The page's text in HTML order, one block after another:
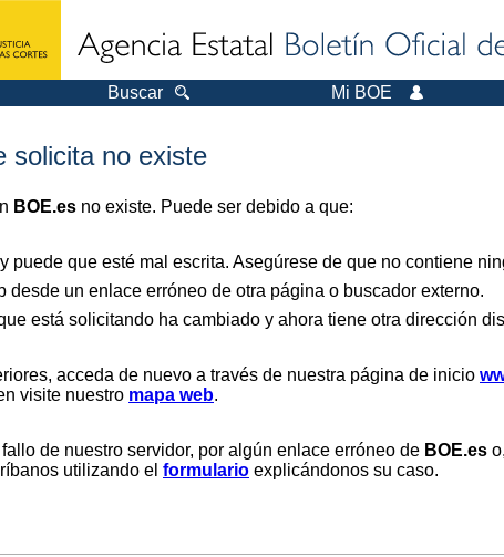
Buscar Mi BOE
solicita no existe
BOE.es no existe. Puede ser debido a que:
puede que esté mal escrita. Asegúrese de que no contiene
desde un enlace erróneo de otra página o buscador externo.
está solicitando ha cambiado y ahora tiene otra dirección
acceda de nuevo a través de nuestra página de inicio
visite nuestro mapa web.
de nuestro servidor, por algún enlace erróneo de BOE.es
utilizando el formulario explicándonos su caso.